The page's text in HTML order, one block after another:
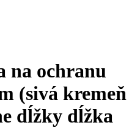
na ochranu
(sivá kremeň
dĺžky dĺžka